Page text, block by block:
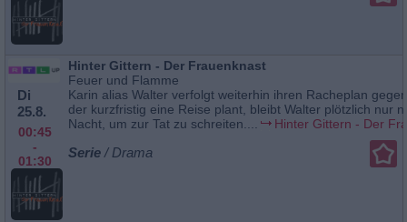
Di
25.8.
00:45
-
01:30
Hinter Gittern - Der Frauenknast
Feuer und Flamme
Karin alias Walter verfolgt weiterhin ihren Racheplan
der kurzfristig eine Reise plant, bleibt Walter plötzlich nur
Nacht, um zur Tat zu schreiten....
Hinter Gittern - Der
Serie / Drama